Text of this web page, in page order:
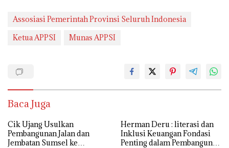
Assosiasi Pemerintah Provinsi Seluruh Indonesia
Ketua APPSI
Munas APPSI
Baca Juga
Cik Ujang Usulkan
Pembangunan Jalan dan
Jembatan Sumsel ke
Herman Deru : literasi dan
Inklusi Keuangan Fondasi
Penting dalam Pembangunan